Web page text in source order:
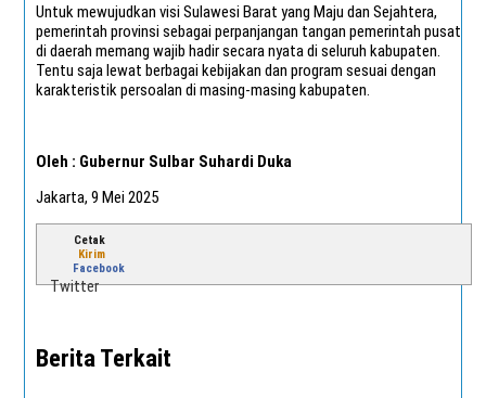
Untuk mewujudkan visi Sulawesi Barat yang Maju dan Sejahtera,
pemerintah provinsi sebagai perpanjangan tangan pemerintah pusat
di daerah memang wajib hadir secara nyata di seluruh kabupaten.
Tentu saja lewat berbagai kebijakan dan program sesuai dengan
karakteristik persoalan di masing-masing kabupaten.
Oleh : Gubernur Sulbar Suhardi Duka
Jakarta, 9 Mei 2025
Cetak
Kirim
Facebook
Twitter
Berita Terkait